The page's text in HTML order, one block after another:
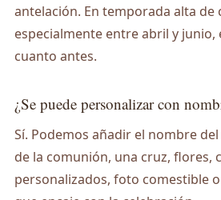
antelación. En temporada alta de
especialmente entre abril y junio,
cuanto antes.
¿Se puede personalizar con
Sí. Podemos añadir el nombre
de la comunión, una cruz, flores,
personalizados, foto comestible